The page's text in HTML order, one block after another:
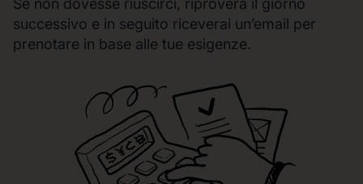
Se non dovesse riuscirci, riproverà il giorno
successivo e in seguito riceverai un’email per
prenotare in base alle tue esigenze.